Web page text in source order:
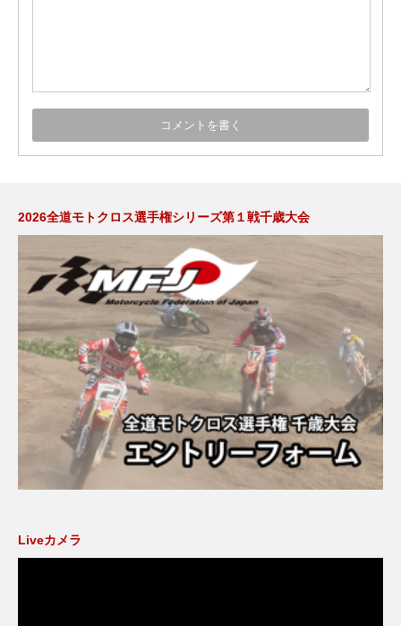
2026全道モトクロス選手権シリーズ第１戦千歳大会
Liveカメラ